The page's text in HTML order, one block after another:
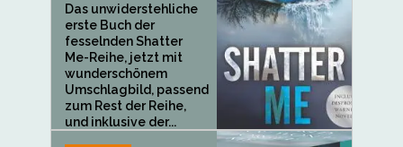
Das unwiderstehliche
erste Buch der
fesselnden Shatter
Me-Reihe, jetzt mit
wunderschönem
Umschlagbild, passend
zum Rest der Reihe,
und inklusive der...